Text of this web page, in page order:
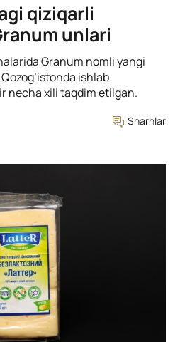
qiziqarli
unlari
Granum nomli yangi
ishlab
necha xili taqdim etilgan.
Sharhlar